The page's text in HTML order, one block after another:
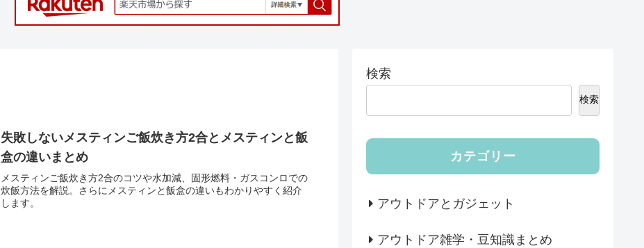
失敗しないメスティンご飯炊き方2合とメスティンと飯
盒の違いまとめ
メスティンご飯炊き方2合のコツや水加減、固形燃料・ガスコンロでの
炊飯方法を解説。さらにメスティンと飯盒の違いもわかりやすく紹介
します。
検索
検索
カテゴリー
アウトドアとガジェット
アウトドア雑学・豆知識まとめ